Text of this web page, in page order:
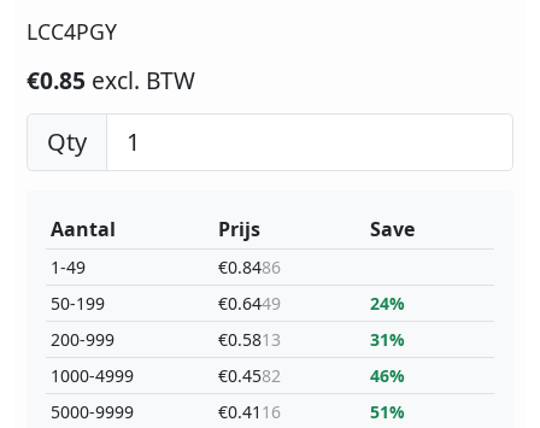
LCC4PGY
€0.85 excl. BTW
Qty
Aantal
1-49
50-199
200-999
1000-4999
5000-9999
Prijs
€0.8486
€0.6449
€0.5813
€0.4582
€0.41 16
Save
24%
31%
46%
51%